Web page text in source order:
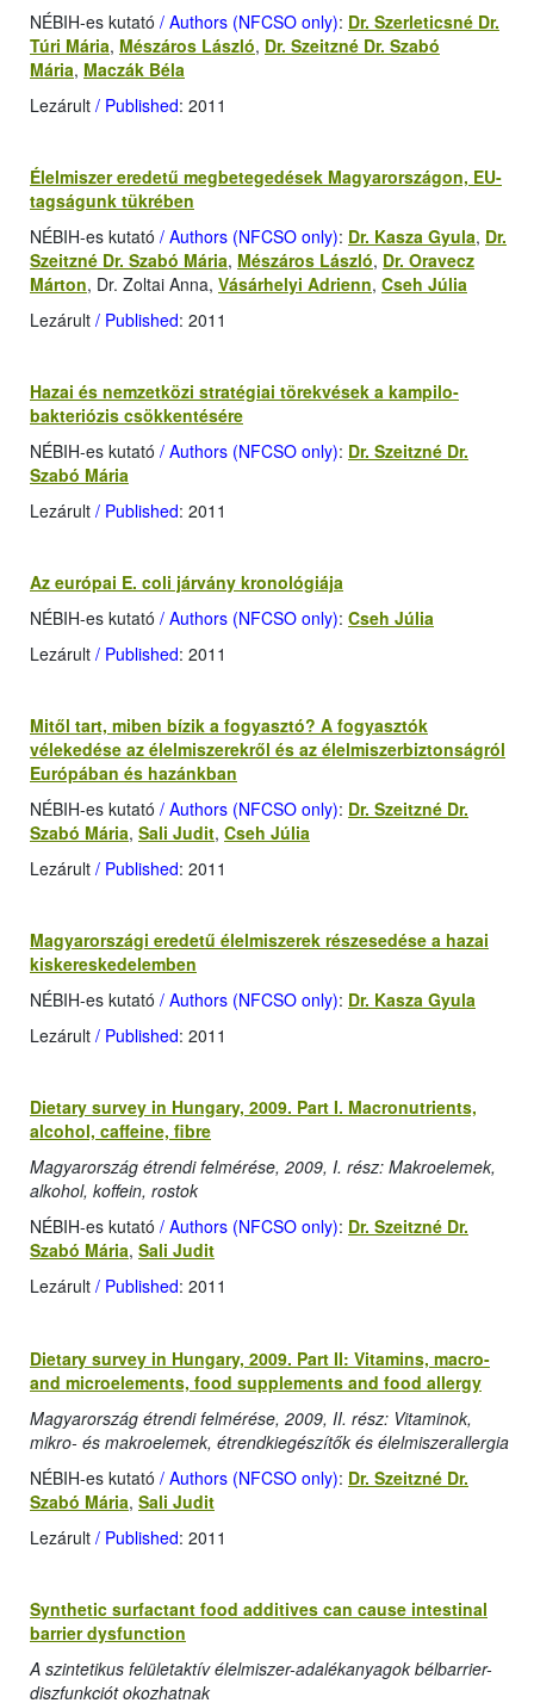
NÉBIH-es kutató / Authors (NFCSO only): Dr. Szerleticsné Dr.
Túri Mária, Mészáros László, Dr. Szeitzné Dr. Szabó
Mária, Maczák Béla
Lezárult / Published: 2011
Élelmiszer eredetű megbetegedések Magyarországon, EU-
tagságunk tükrében
NÉBIH-es kutató / Authors (NFCSO only): Dr. Kasza Gyula, Dr.
Szeitzné Dr. Szabó Mária, Mészáros László, Dr. Oravecz
Márton, Dr. Zoltai Anna, Vásárhelyi Adrienn, Cseh Júlia
Lezárult / Published: 2011
Hazai és nemzetközi stratégiai törekvések a kampilo­
bakteriózis csökkentésére
NÉBIH-es kutató / Authors (NFCSO only): Dr. Szeitzné Dr.
Szabó Mária
Lezárult / Published: 2011
Az európai E. coli járvány kronológiája
NÉBIH-es kutató / Authors (NFCSO only): Cseh Júlia
Lezárult / Published: 2011
Mitől tart, miben bízik a fogyasztó? A fogyasztók
vélekedése az élelmiszerekről és az élelmiszerbiztonságról
Európában és hazánkban
NÉBIH-es kutató / Authors (NFCSO only): Dr. Szeitzné Dr.
Szabó Mária, Sali Judit, Cseh Júlia
Lezárult / Published: 2011
Magyarországi eredetű élelmiszerek részesedése a hazai
kiskereskedelemben
NÉBIH-es kutató / Authors (NFCSO only): Dr. Kasza Gyula
Lezárult / Published: 2011
Dietary survey in Hungary, 2009. Part I. Macronutrients,
alcohol, caffeine, fibre
Magyarország étrendi felmérése, 2009, I. rész: Makroelemek,
alkohol, koffein, rostok
NÉBIH-es kutató / Authors (NFCSO only): Dr. Szeitzné Dr.
Szabó Mária, Sali Judit
Lezárult / Published: 2011
Dietary survey in Hungary, 2009. Part II: Vitamins, macro-
and microelements, food supplements and food allergy
Magyarország étrendi felmérése, 2009, II. rész: Vitaminok,
mikro- és makroelemek, étrendkiegészítők és élelmiszerallergia
NÉBIH-es kutató / Authors (NFCSO only): Dr. Szeitzné Dr.
Szabó Mária, Sali Judit
Lezárult / Published: 2011
Synthetic surfactant food additives can cause intestinal
barrier dysfunction
A szintetikus felületaktív élelmiszer-adalékanyagok bélbarrier-
diszfunkciót okozhatnak